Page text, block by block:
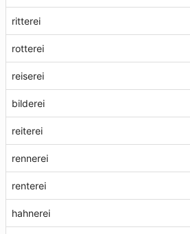
ritterei
rotterei
reiserei
bilderei
reiterei
rennerei
renterei
hahnerei